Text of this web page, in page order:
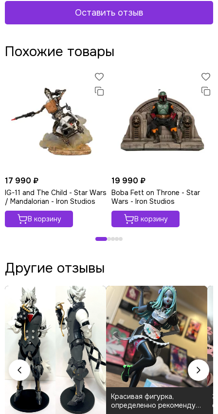
Оставить отзыв
Похожие товары
17 990 ₽
IG-11 and The Child - Star Wars
/ Mandalorian - Iron Studios
В корзину
19 990 ₽
Boba Fett on Throne - Star
Wars - Iron Studios
В корзину
Другие отзывы
Красивая фигурка,
определенно рекомендую